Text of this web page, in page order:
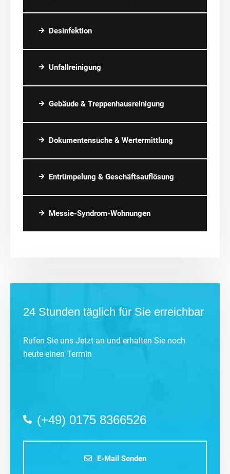
Desinfektion
Unfallreinigung
Gebäude & Treppenhausreinigung
Dokumentensuche & Wertermittlung
Entrümpelung & Geschäftsauflösung
Messie-Syndrom-Wohnungen
24 Stunden täglich für Sie erreichbar
Rufen Sie uns Jetzt an und erhalten Sie noch
heute einen Termin
(+49) 0175 8366526
E-Mail Senden